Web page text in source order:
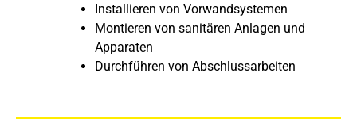
Installieren von Vorwandsystemen
Montieren von sanitären Anlagen und
Apparaten
Durchführen von Abschlussarbeiten